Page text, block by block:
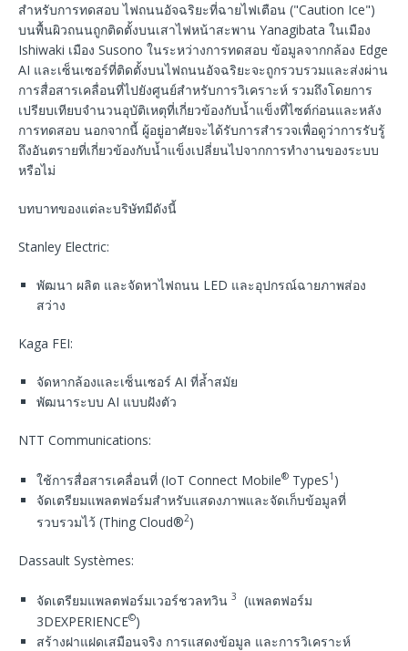
สำหรับการทดสอบ ไฟถนนอัจฉริยะที่ฉายไฟเตือน ("Caution Ice")
บนพื้นผิวถนนถูกติดตั้งบนเสาไฟหน้าสะพาน Yanagibata ในเมือง
Ishiwaki เมือง Susono ในระหว่างการทดสอบ ข้อมูลจากกล้อง Edge
AI และเซ็นเซอร์ที่ติดตั้งบนไฟถนนอัจฉริยะจะถูกรวบรวมและส่งผ่าน
การสื่อสารเคลื่อนที่ไปยังศูนย์สำหรับการวิเคราะห์ รวมถึงโดยการ
เปรียบเทียบจำนวนอุบัติเหตุที่เกี่ยวข้องกับน้ำแข็งที่ไซต์ก่อนและหลัง
การทดสอบ นอกจากนี้ ผู้อยู่อาศัยจะได้รับการสำรวจเพื่อดูว่าการรับรู้
ถึงอันตรายที่เกี่ยวข้องกับน้ำแข็งเปลี่ยนไปจากการทำงานของระบบ
หรือไม่
บทบาทของแต่ละบริษัทมีดังนี้
Stanley Electric:
พัฒนา ผลิต และจัดหาไฟถนน LED และอุปกรณ์ฉายภาพส่อง
สว่าง
Kaga FEI:
จัดหากล้องและเซ็นเซอร์ AI ที่ล้ำสมัย
พัฒนาระบบ AI แบบฝังตัว
NTT Communications:
ใช้การสื่อสารเคลื่อนที่ (IoT Connect Mobile® TypeS1 )
จัดเตรียมแพลตฟอร์มสำหรับแสดงภาพและจัดเก็บข้อมูลที่
รวบรวมไว้ (Thing Cloud®2)
Dassault Systèmes:
จัดเตรียมแพลตฟอร์มเวอร์ชวลทวิน 3
(แพลตฟอร์ม
3DEXPERIENCE©)
สร้างฝาแฝดเสมือนจริง การแสดงข้อมูล และการวิเคราะห์